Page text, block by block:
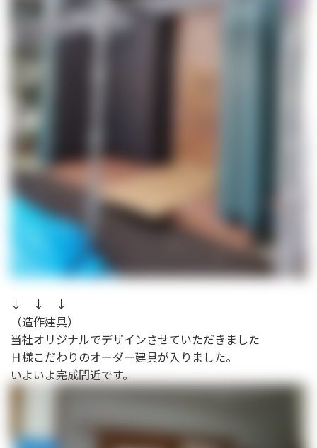
↓ ↓ ↓
（造作建具）
当社オリジナルでデザインさせていただきました
Ｈ様こだわりのオーダー建具が入りました。
いよいよ完成間近です。